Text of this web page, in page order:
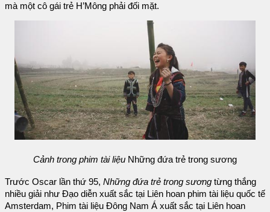
mà một cô gái trẻ H’Mông phải đối mặt.
Cảnh trong phim tài liệu Những đứa trẻ trong sương
Trước Oscar lần thứ 95, Những đứa trẻ trong sương từng thắng
nhiều giải như Đạo diễn xuất sắc tại Liên hoan phim tài liệu quốc tế
Amsterdam, Phim tài liệu Đông Nam Á xuất sắc tại Liên hoan